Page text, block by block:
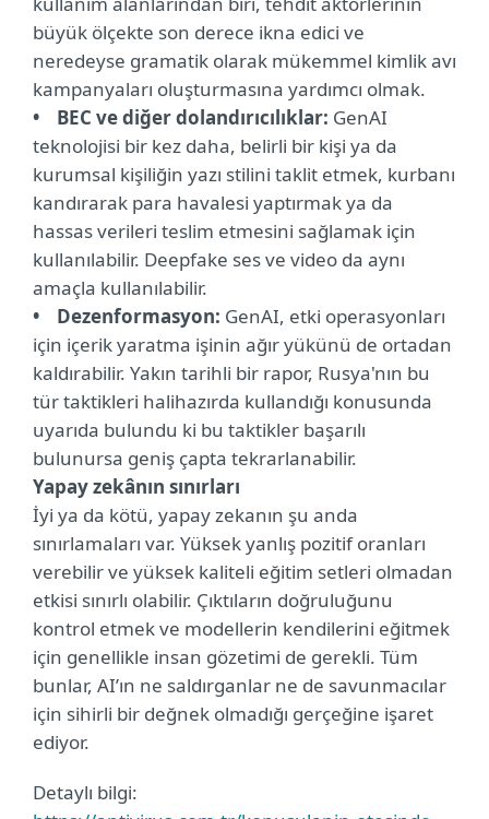
büyük ölçekte son derece ikna edici ve
neredeyse gramatik olarak mükemmel kimlik avı
kampanyaları oluşturmasına yardımcı olmak.
• BEC ve diğer dolandırıcılıklar: GenAI
teknolojisi bir kez daha, belirli bir kişi ya da
kurumsal kişiliğin yazı stilini taklit etmek, kurbanı
kandırarak para havalesi yaptırmak ya da
hassas verileri teslim etmesini sağlamak için
kullanılabilir. Deepfake ses ve video da aynı
amaçla kullanılabilir.
• Dezenformasyon: GenAI, etki operasyonları
için içerik yaratma işinin ağır yükünü de ortadan
kaldırabilir. Yakın tarihli bir rapor, Rusya'nın bu
tür taktikleri halihazırda kullandığı konusunda
uyarıda bulundu ki bu taktikler başarılı
bulunursa geniş çapta tekrarlanabilir.
Yapay zekânın sınırları
İyi ya da kötü, yapay zekanın şu anda
sınırlamaları var. Yüksek yanlış pozitif oranları
verebilir ve yüksek kaliteli eğitim setleri olmadan
etkisi sınırlı olabilir. Çıktıların doğruluğunu
kontrol etmek ve modellerin kendilerini eğitmek
için genellikle insan gözetimi de gerekli. Tüm
bunlar, AI’ın ne saldırganlar ne de savunmacılar
için sihirli bir değnek olmadığı gerçeğine işaret
ediyor.
Detaylı bilgi: